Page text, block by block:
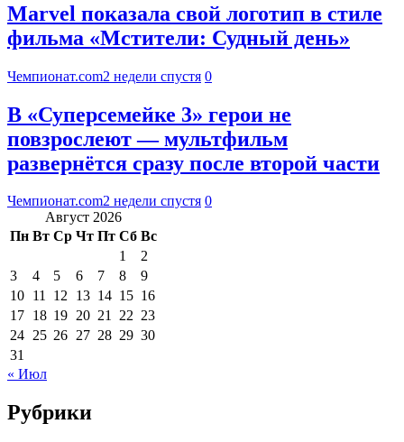
Marvel показала свой логотип в стиле
фильма «Мстители: Судный день»
Чемпионат.com2 недели спустя 0
В «Суперсемейке 3» герои не
повзрослеют — мультфильм
развернётся сразу после второй части
Чемпионат.com2 недели спустя 0
Август 2026
Пн Вт Ср Чт Пт Сб Вс
1
2
3
4 5 6 7 8
9
10 11 12 13 14 15 16
17 18 19 20 21 22 23
24 25 26 27 28 29 30
31
« Июл
Рубрики